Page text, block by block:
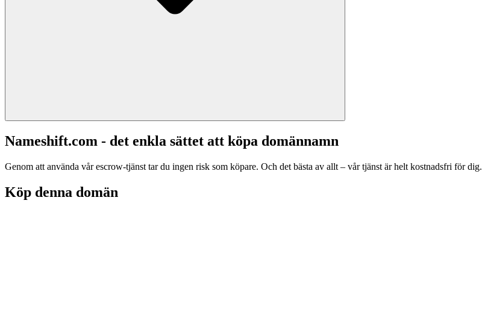
Nameshift.com - det enkla sättet att köpa domännamn
Genom att använda vår escrow-tjänst tar du ingen risk som köpare. Och det bästa av allt – vår tjänst är helt kostnadsfri för dig.
Köp denna domän